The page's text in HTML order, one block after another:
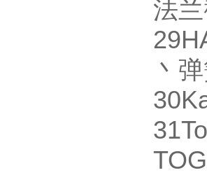
法
29
丶
30
31